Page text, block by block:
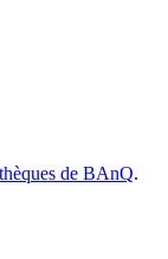
de BAnQ.